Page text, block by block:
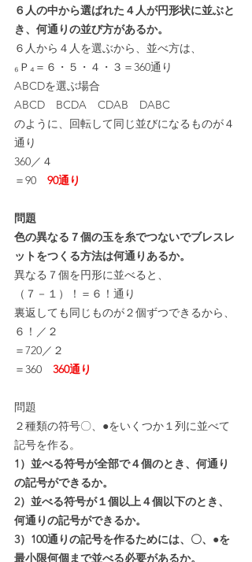
６人の中から選ばれた４人が円形状に並ぶと
き、何通りの並び方があるか。
６人から４人を選ぶから、並べ方は、
₆Ｐ₄＝６・５・４・３＝360通り
ABCDを選ぶ場合
ABCD　BCDA　CDAB　DABC
のように、回転して同じ並びになるものが４
通り
360／４
＝90 90通り
問題
色の異なる７個の玉を糸でつないでブレスレ
ットをつくる方法は何通りあるか。
異なる７個を円形に並べると、
（７－１）！＝６！通り
裏返しても同じものが２個ずつできるから、
６！／２
＝720／２
＝360 360通り
問題
２種類の符号〇、●をいくつか１列に並べて
記号を作る。
1）並べる符号が全部で４個のとき、何通り
の記号ができるか。
2）並べる符号が１個以上４個以下のとき、
何通りの記号ができるか。
3）100通りの記号を作るためには、〇、●を
最小限何個まで並べる必要があるか。